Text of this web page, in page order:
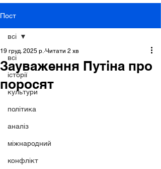
Пост
всі
історії
культури
політика
аналіз
міжнародний
конфлікт
всі
Зауваження Путіна про
поросят
19 груд. 2025 р. Читати 2 хв